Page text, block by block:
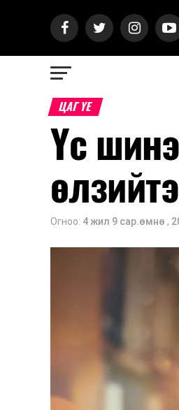
ЦАГ ҮЕ
Үс
Огноо: 4 жил 9 сар.өмнө ,